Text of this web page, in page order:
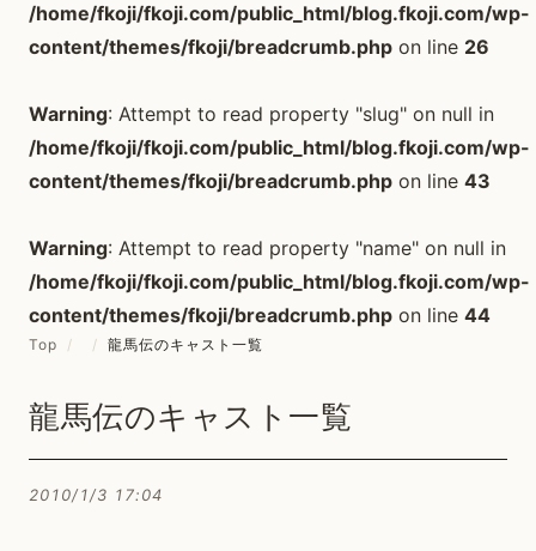
/home/fkoji/fkoji.com/public_html/blog.fkoji.com/wp-
content/themes/fkoji/breadcrumb.php on line 26
Warning: Attempt to read property "slug" on null in
/home/fkoji/fkoji.com/public_html/blog.fkoji.com/wp-
content/themes/fkoji/breadcrumb.php on line 43
Warning: Attempt to read property "name" on null in
/home/fkoji/fkoji.com/public_html/blog.fkoji.com/wp-
content/themes/fkoji/breadcrumb.php on line 44
Top / / 龍馬伝のキャスト一覧
龍馬伝のキャスト一覧
2010/1/3 17:04